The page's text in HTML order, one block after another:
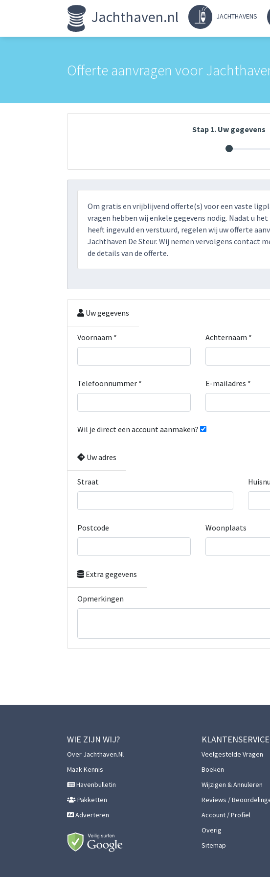
Jachthaven.nl JACHTHAVENS
Offerte aanvragen voor
Stap 1. Uw gegevens
Om gratis en vrijblijvend offerte(s) voor een vaste
vragen hebben wij enkele gegevens nodig. Nadat u
heeft ingevuld en verstuurd, regelen wij uw offerte
Jachthaven De Steur. Wij nemen vervolgens contact
de details van de offerte.
Uw gegevens
Voornaam * Achternaam *
Telefoonnummer * E-mailadres *
Wil je direct een account aanmaken?
Uw adres
Straat
Postcode Woonplaats
Extra gegevens
Opmerkingen
WIE ZIJN WIJ?
Over Jachthaven.nl
Maak Kennis
Havenbulletin
Pakketten
Adverteren
KLANTENSERVICE
Veelgestelde Vragen
Boeken
Wijzigen & Annuleren
Reviews /
Account / Profiel
Overig
Sitemap